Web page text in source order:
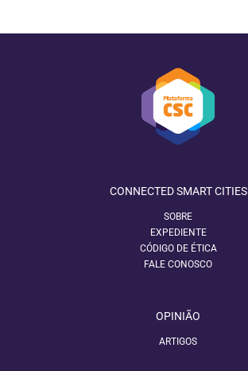
CONNECTED SMART CITIES
SOBRE
EXPEDIENTE
CÓDIGO DE ÉTICA
FALE CONOSCO
OPINIÃO
ARTIGOS